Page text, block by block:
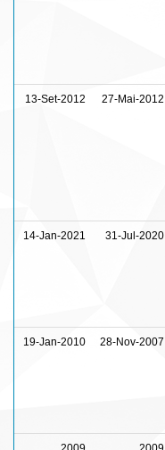
13-Set-2012 27-Mai-2012
14-Jan-2021 31-Jul-2020
19-Jan-2010 28-Nov-2007